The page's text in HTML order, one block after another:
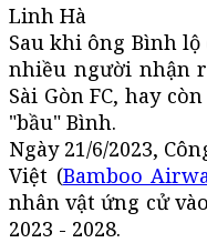
Linh Hà
Sau khi ông Bình
nhiều người nhận
Sài Gòn FC, hay
"bầu" Bình.
Ngày 21/6/2023,
Việt (Bamboo
nhân vật ứng cử
2023 - 2028.